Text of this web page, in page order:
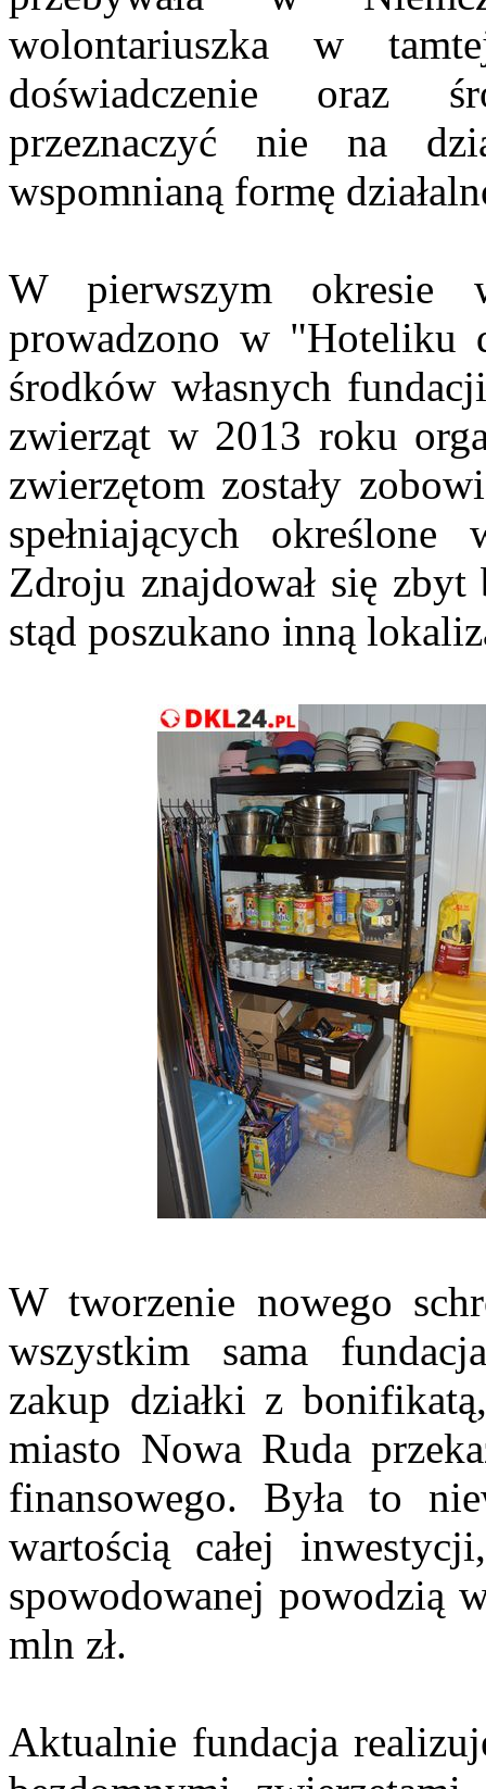
wolontariuszka w
doświadczenie oraz
przeznaczyć nie na
wspomnianą formę
W pierwszym okresie
prowadzono w "Hoteliku
środków własnych
zwierząt w 2013 roku
zwierzętom zostały
spełniających
Zdroju znajdował się
stąd poszukano inną
W tworzenie nowego
wszystkim sama
zakup działki z
miasto Nowa Ruda
finansowego. Była to
wartością całej
spowodowanej powodzią
mln zł.
Aktualnie fundacja